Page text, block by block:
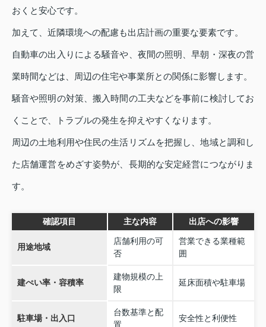
おくと安心です。
加えて、近隣環境への配慮も出店計画の重要な要素です。
自動車の出入りによる騒音や、夜間の照明、早朝・深夜の営
業時間などは、周辺の住宅や事業所との関係に影響します。
騒音や照明の対策、搬入時間の工夫などを事前に検討してお
くことで、トラブルの発生を抑えやすくなります。
周辺の土地利用や住民の生活リズムを把握し、地域と調和し
た店舗運営をめざす姿勢が、長期的な安定経営につながりま
す。
確認項目 主な内容 出店への影響
用途地域
店舗利用の可
否
営業できる業種範
囲
建ぺい率・容積率
建物規模の上
限
延床面積や駐車場
駐車場・出入口
台数基準と配
置
安全性と利便性